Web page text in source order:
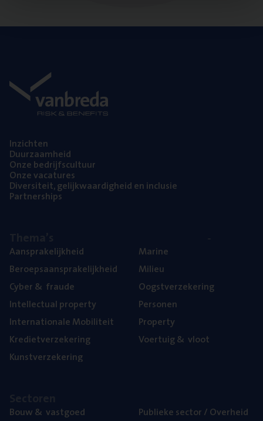
Inzich­ten
Duur­zaam­heid
Onze bedrijfs­cul­tuur
Onze vaca­tu­res
Diver­si­teit, gelijk­waar­dig­heid en inclusie
Part­ner­ships
Aan­spra­ke­lijk­heid
Beroeps­aan­spra­ke­lijk­heid
Cyber& fraude
Intel­lec­tu­al property
Inter­na­ti­o­na­le Mobiliteit
Kre­diet­ver­ze­ke­ring
Kunst­ver­ze­ke­ring
Mari­ne
Mili­eu
Oogst­ver­ze­ke­ring
Per­so­nen
Pro­per­ty
Voer­tuig& vloot
Bouw& vastgoed
Publie­ke sec­tor / Overheid